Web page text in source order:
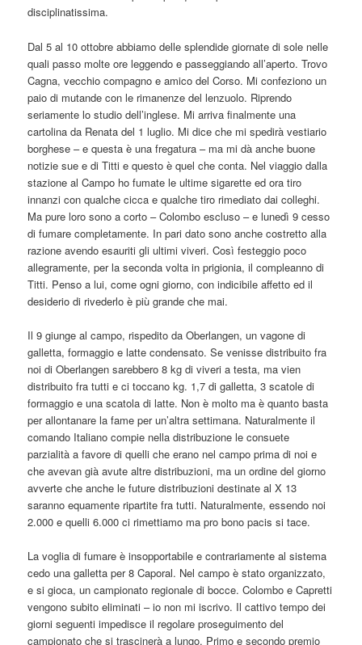
disciplinatissima.
Dal 5 al 10 ottobre abbiamo delle splendide giornate di sole nelle
quali passo molte ore leggendo e passeggiando all’aperto. Trovo
Cagna, vecchio compagno e amico del Corso. Mi confeziono un
paio di mutande con le rimanenze del lenzuolo. Riprendo
seriamente lo studio dell’inglese. Mi arriva finalmente una
cartolina da Renata del 1 luglio. Mi dice che mi spedirà vestiario
borghese – e questa è una fregatura – ma mi dà anche buone
notizie sue e di Titti e questo è quel che conta. Nel viaggio dalla
stazione al Campo ho fumate le ultime sigarette ed ora tiro
innanzi con qualche cicca e qualche tiro rimediato dai colleghi.
Ma pure loro sono a corto – Colombo escluso – e lunedì 9 cesso
di fumare completamente. In pari dato sono anche costretto alla
razione avendo esauriti gli ultimi viveri. Così festeggio poco
allegramente, per la seconda volta in prigionia, il compleanno di
Titti. Penso a lui, come ogni giorno, con indicibile affetto ed il
desiderio di rivederlo è più grande che mai.
Il 9 giunge al campo, rispedito da Oberlangen, un vagone di
galletta, formaggio e latte condensato. Se venisse distribuito fra
noi di Oberlangen sarebbero 8 kg di viveri a testa, ma vien
distribuito fra tutti e ci toccano kg. 1,7 di galletta, 3 scatole di
formaggio e una scatola di latte. Non è molto ma è quanto basta
per allontanare la fame per un’altra settimana. Naturalmente il
comando Italiano compie nella distribuzione le consuete
parzialità a favore di quelli che erano nel campo prima di noi e
che avevan già avute altre distribuzioni, ma un ordine del giorno
avverte che anche le future distribuzioni destinate al X 13
saranno equamente ripartite fra tutti. Naturalmente, essendo noi
2.000 e quelli 6.000 ci rimettiamo ma pro bono pacis si tace.
La voglia di fumare è insopportabile e contrariamente al sistema
cedo una galletta per 8 Caporal. Nel campo è stato organizzato,
e si gioca, un campionato regionale di bocce. Colombo e Capretti
vengono subito eliminati – io non mi iscrivo. Il cattivo tempo dei
giorni seguenti impedisce il regolare proseguimento del
campionato che si trascinerà a lungo. Primo e secondo premio